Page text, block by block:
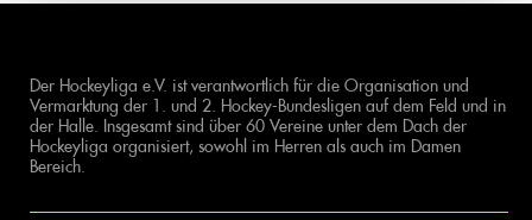
Der Hockeyliga e.V. ist verantwortlich für die Organisation und
Vermarktung der 1. und 2. Hockey-Bundesligen auf dem Feld und in
der Halle. Insgesamt sind über 60 Vereine unter dem Dach der
Hockeyliga organisiert, sowohl im Herren als auch im Damen
Bereich.